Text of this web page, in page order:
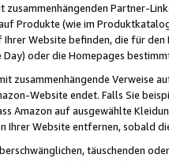
zusammenhängenden Partner-
Produkte (wie im
Website befinden, die für
Day) oder die Homepages
zusammenhängende
Website endet. Falls Sie
Amazon auf ausgewählte
Ihrer Website entfernen, sobald
täuschenden